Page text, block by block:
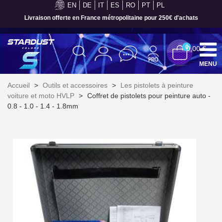
EN DE IT ES RO PT PL
Paiement en 4x sans frais dès 30€ d'achats
Inscription à la newsletter : 5€ de réduction
Livraison sous 24 h en France Métropolitaine
00,00 €
MENU
Accueil > Outils et accessoires >
Les pistolets à peinture
voiture et moto HVLP > Coffret de pistolets pour peinture auto -
0.8 - 1.0 - 1.4 - 1.8mm